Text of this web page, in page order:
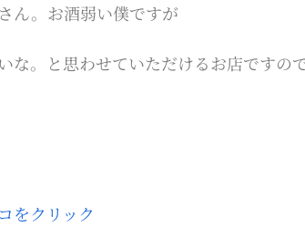
ん。お酒弱い僕ですが
な。と思わせていただけるお店ですの
をクリック